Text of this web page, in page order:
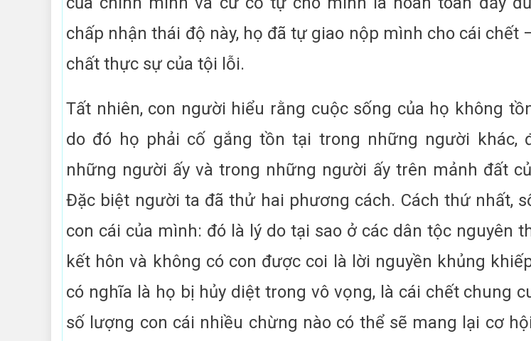
chấp nhận thái độ này, họ đã tự giao nộp mình cho cái chết
chất thực sự của tội lỗi.
Tất nhiên, con người hiểu rằng cuộc sống của họ không
do đó họ phải cố gắng tồn tại trong những người khác,
những người ấy và trong những người ấy trên mảnh đất
Đặc biệt người ta đã thử hai phương cách. Cách thứ nhất,
con cái của mình: đó là lý do tại sao ở các dân tộc nguyên
kết hôn và không có con được coi là lời nguyền khủng
có nghĩa là họ bị hủy diệt trong vô vọng, là cái chết chung
số lượng con cái nhiều chừng nào có thể sẽ mang lại cơ